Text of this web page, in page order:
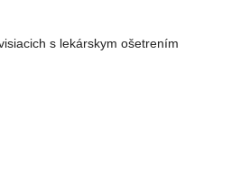
s lekárskym ošetrením